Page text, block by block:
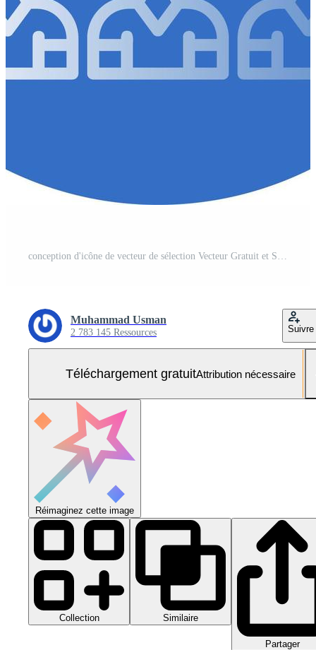
conception d'icône de vecteur de sélection Vecteur Gratuit et SVG Gratuit
Muhammad Usman
2 783 145 Ressources Suivre
Téléchargement gratuitAttribution nécessaire
Réimaginez cette image
Collection Similaire
Partager